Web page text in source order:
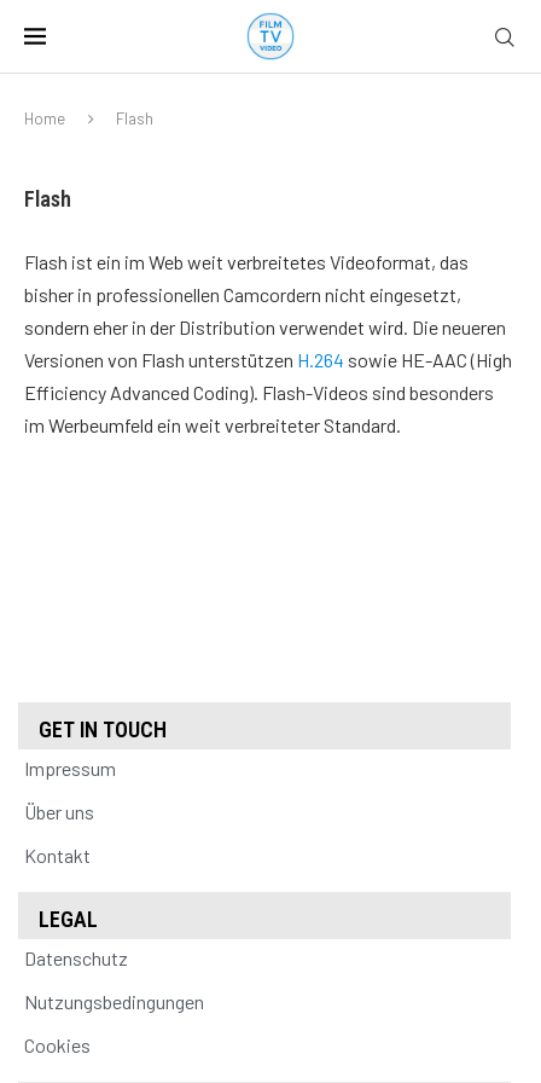
Home Flash
Flash
Flash ist ein im Web weit verbreitetes Videoformat, das
bisher in professionellen Camcordern nicht eingesetzt,
sondern eher in der Distribution verwendet wird. Die neueren
Versionen von Flash unterstützen H.264 sowie HE-AAC (High
Efficiency Advanced Coding). Flash-Videos sind besonders
im Werbeumfeld ein weit verbreiteter Standard.
GET IN TOUCH
Impressum
Über uns
Kontakt
LEGAL
Datenschutz
Nutzungsbedingungen
Cookies